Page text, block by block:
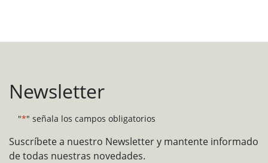
Newsletter
"*" señala los campos obligatorios
Suscríbete a nuestro Newsletter y mantente informado
de todas nuestras novedades.